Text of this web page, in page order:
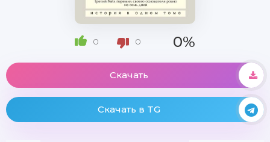
0 0 0%
Скачать
Скачать в TG